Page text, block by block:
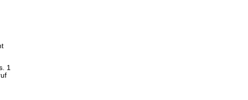
1